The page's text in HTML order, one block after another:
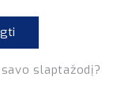
slaptažodį?